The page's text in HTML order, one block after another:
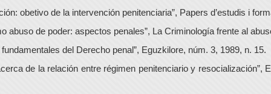
obetivo de la intervención penitenciaria”, Papers d’estudis i
abuso de poder: aspectos penales”, La Criminología frente al
del Derecho penal”, Eguzkilore, núm. 3, 1989, n. 15.
de la relación entre régimen penitenciario y resocialización”,